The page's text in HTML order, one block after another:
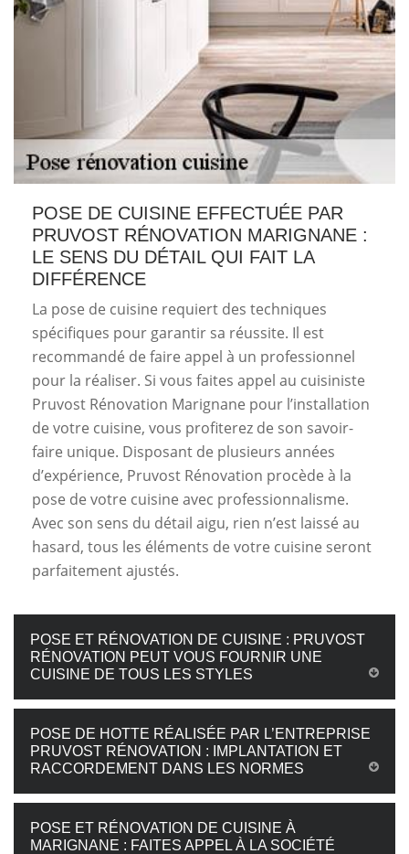
POSE DE CUISINE EFFECTUÉE PAR
PRUVOST RÉNOVATION MARIGNANE :
LE SENS DU DÉTAIL QUI FAIT LA
DIFFÉRENCE
La pose de cuisine requiert des techniques
spécifiques pour garantir sa réussite. Il est
recommandé de faire appel à un professionnel
pour la réaliser. Si vous faites appel au cuisiniste
Pruvost Rénovation Marignane pour l’installation
de votre cuisine, vous profiterez de son savoir-
faire unique. Disposant de plusieurs années
d’expérience, Pruvost Rénovation procède à la
pose de votre cuisine avec professionnalisme.
Avec son sens du détail aigu, rien n’est laissé au
hasard, tous les éléments de votre cuisine seront
parfaitement ajustés.
POSE ET RÉNOVATION DE CUISINE : PRUVOST
RÉNOVATION PEUT VOUS FOURNIR UNE
CUISINE DE TOUS LES STYLES
POSE DE HOTTE RÉALISÉE PAR L’ENTREPRISE
PRUVOST RÉNOVATION : IMPLANTATION ET
RACCORDEMENT DANS LES NORMES
POSE ET RÉNOVATION DE CUISINE À
MARIGNANE : FAITES APPEL À LA SOCIÉTÉ